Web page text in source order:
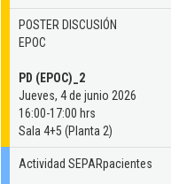
POSTER DISCUSIÓN
EPOC
PD (EPOC)_2
Jueves, 4 de junio 2026
16:00-17:00 hrs
Sala 4+5 (Planta 2)
Actividad SEPARpacientes